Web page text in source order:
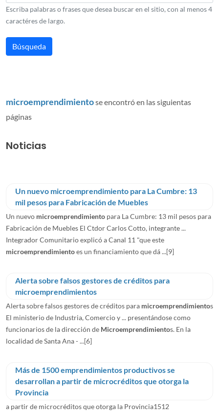
Escriba palabras o frases que desea buscar en el sitio, con al menos 4
caractéres de largo.
microemprendimientose encontró en las siguientas
páginas
Noticias
Un nuevo microemprendimiento para La Cumbre: 13
mil pesos para Fabricación de Muebles
Un nuevo microemprendimiento para La Cumbre: 13 mil pesos para
Fabricación de Muebles El Ctdor Carlos Cotto, integrante ...
Integrador Comunitario explicó a Canal 11 "que este
microemprendimientoes un financiamiento que dá ...[9]
Alerta sobre falsos gestores de créditos para
Alerta sobre falsos gestores de créditos para microemprendimientos‏
El ministerio de Industria, Comercio y ... presentándose como
funcionarios de la dirección de Microemprendimientos. En la
localidad de Santa Ana - ...[6]
Más de 1500 emprendimientos productivos se
desarrollan a partir de microcréditos que otorga la